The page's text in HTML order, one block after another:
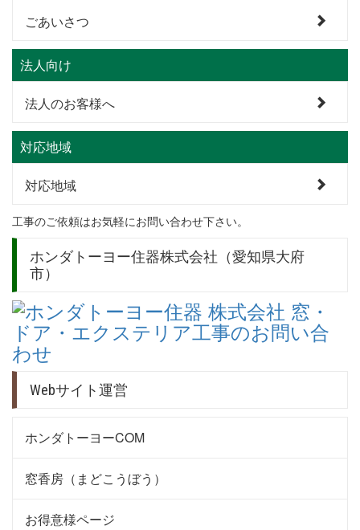
ごあいさつ
法人向け
法人のお客様へ
対応地域
対応地域
工事のご依頼はお気軽にお問い合わせ下さい。
ホンダトーヨー住器株式会社（愛知県大府
市）
Webサイト運営
ホンダトーヨーCOM
窓香房（まどこうぼう）
お得意様ページ